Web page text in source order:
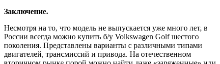
Заключение.
Несмотря на то, что модель не выпускается уже много лет, в
России всегда можно купить б/у Volkswagen Golf шестого
поколения. Представлены варианты с различными типами
двигателей, трансмиссий и привода. На отечественном